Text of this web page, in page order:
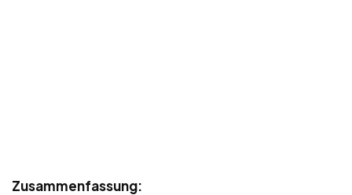
Zusammenfassung: